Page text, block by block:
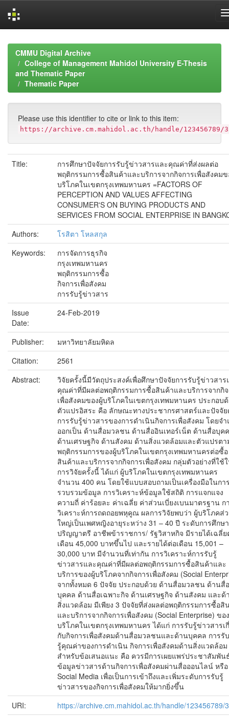
navigationCMMU Digital Archive
College of Management Mahidol University E-Thesis
and Thematic Paper
Thematic Paper
Please use this identifier to cite or link to this item:
https://archive.cm.mahidol.ac.th/handle/123456789/
Title:
การศึกษาปัจจัยการรับรู้ข่าวสารและคุณค่าที่ส่งผลต่อ
พฤติกรรมการซื้อสินค้าและบริการจากกิจการเพื่อสังคมข
บริโภคในเขตกรุงเทพมหานคร =FACTORS OF
PERCEPTION AND VALUES AFFECTING
CONSUMER'S ON BUYING PRODUCTS AND
SERVICES FROM SOCIAL ENTERPRISE IN
Authors:
โรสิตา โหลสกุล
Keywords:
การจัดการธุรกิจ
กรุงเทพมหานคร
พฤติกรรมการซื้อ
กิจการเพื่อสังคม
การรับรู้ข่าวสาร
Issue
Date:
24-Feb-2019
Publisher:
มหาวิทยาลัยมหิดล
Citation:
2561
Abstract:
วิจัยครั้งนี้มีวัตถุประสงค์เพื่อศึกษาปัจจัยการรับรู้ข่าวสาร
คุณค่าที่มีผลต่อพฤติกรรมการซื้อสินค้าและบริการจากกิ
เพื่อสังคมของผู้บริโภคในเขตกรุงเทพมหานคร ประกอบ
ตัวแปรอิสระ คือ ลักษณะทางประชากรศาสตร์และปัจจั
การรับรู้ข่าวสารของการดำเนินกิจการเพื่อสังคม โดยจ
ออกเป็น ด้านสื่อมวลชน ด้านสื่ออินเทอร์เน็ต ด้านสื่อบุค
ด้านเศรษฐกิจ ด้านสังคม ด้านสิ่งแวดล้อมและตัวแปรต
พฤติกรรมการของผู้บริโภคในเขตกรุงเทพมหานครต่อซื้อ
สินค้าและบริการจากกิจการเพื่อสังคม กลุ่มตัวอย่างที่ใช้
การวิจัยครั้งนี้ ได้แก่ ผู้บริโภคในเขตกรุงเทพมหานคร
จำนวน 400 คน โดยใช้แบบสอบถามเป็นเครื่องมือในกา
รวบรวมข้อมูล การวิเคราะห์ข้อมูลใช้สถิติ การแจกแจง
ความถี่ ค่าร้อยละ ค่าเฉลี่ย ค่าส่วนเบี่ยงเบนมาตรฐาน ก
วิเคราะห์การถดถอยพหุคูณ ผลการวิจัยพบว่า ผู้บริโภคส่
ใหญ่เป็นเพศหญิงอายุระหว่าง 31 – 40 ปี ระดับการศึกษา
ปริญญาตรี อาชีพข้าราชการ/ รัฐวิสาหกิจ มีรายได้เฉลี่ย
เดือน 45,000 บาทขึ้นไป และรายได้ต่อเดือน 15,001 –
30,000 บาท มีจำนวนที่เท่ากัน การวิเคราะห์การรับรู้
ข่าวสารและคุณค่าที่มีผลต่อพฤติกรรมการซื้อสินค้าและ
บริการของผู้บริโภคจากกิจการเพื่อสังคม (Social
จากทั้งหมด 6 ปัจจัย ประกอบด้วย ด้านสื่อมวลชน ด้านสื่อ
บุคคล ด้านสื่อเฉพาะกิจ ด้านเศรษฐกิจ ด้านสังคม และด้
สิ่งแวดล้อม มีเพียง 3 ปัจจัยที่ส่งผลต่อพฤติกรรมการซื้อสิ
และบริการจากกิจการเพื่อสังคม (Social Enterprise) ขอ
บริโภคในเขตกรุงเทพมหานคร ได้แก่ การรับรู้ข่าวสารเ
กับกิจการเพื่อสังคมด้านสื่อมวลชนและด้านบุคคล การรับ
รู้คุณค่าของการดำเนิน กิจการเพื่อสังคมด้านสิ่งแวดล้อม
สำหรับข้อเสนอแนะ คือ ควรมีการเผยแพร่ประชาสัมพัน
ข้อมูลข่าวสารด้านกิจการเพื่อสังคมผ่านสื่อออนไลน์ หรือ
Social Media เพื่อเป็นการเข้าถึงและเพิ่มระดับการรับรู้
ข่าวสารของกิจการเพื่อสังคมให้มากยิ่งขึ้น
URI:
https://archive.cm.mahidol.ac.th/handle/123456789/